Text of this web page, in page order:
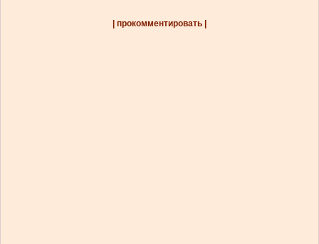
| прокомментировать |